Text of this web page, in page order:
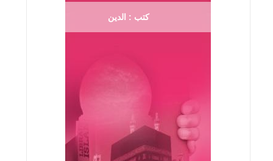
كتب : الدين